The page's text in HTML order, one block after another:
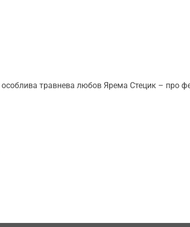
особлива травнева любов Ярема Стецик – про